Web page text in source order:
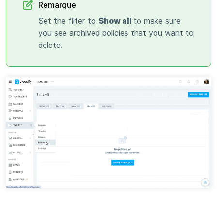
Remarque
Set the filter to Show all to make sure
you see archived policies that you want to
delete.